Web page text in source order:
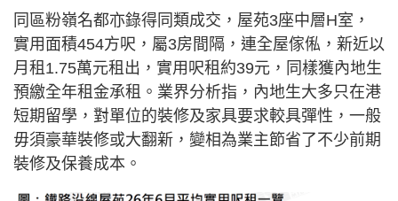
同區粉嶺名都亦錄得同類成交，屋苑3座中層H室，
實用面積454方呎，屬3房間隔，連全屋傢俬，新近以
月租1.75萬元租出，實用呎租約39元，同樣獲內地生
預繳全年租金承租。業界分析指，內地生大多只在港
短期留學，對單位的裝修及家具要求較具彈性，一般
毋須豪華裝修或大翻新，變相為業主節省了不少前期
裝修及保養成本。